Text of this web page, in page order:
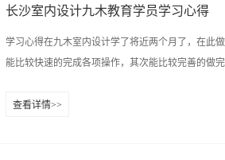
次最正确的选择，从我决定要从零基础学室内设计
这一切都离不开九木这个大家庭，更离不开一群志
师：印老师、喻老师。印老师是一位非常值得敬畏
大家喜欢，给枯燥的学习增添了不少的乐趣，大家
长沙室内设计九木教育学员学习心得
学习心得在九木室内设计学了将近两个月了，在此
能比较快速的完成各项操作，其次能比较完善的做
查看详情>>